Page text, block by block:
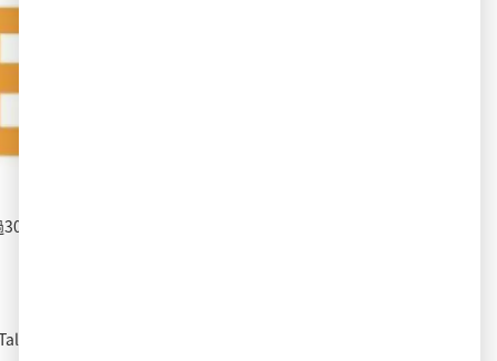
家體驗店，全球用戶遠超120萬。
看到這個需求，